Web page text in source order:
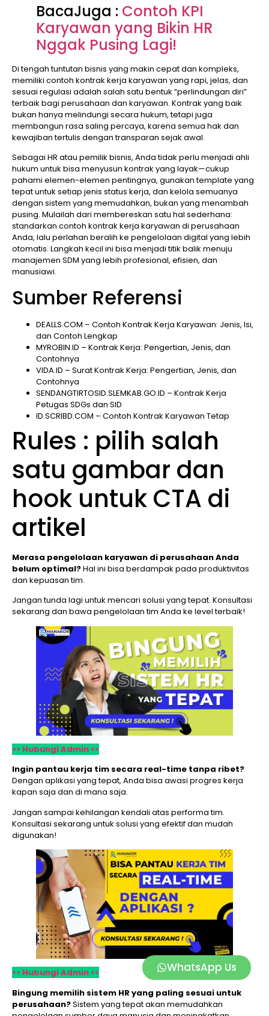
BacaJuga : Contoh KPI
Karyawan yang Bikin HR
Nggak Pusing Lagi!
Di tengah tuntutan bisnis yang makin cepat dan kompleks,
memiliki contoh kontrak kerja karyawan yang rapi, jelas, dan
sesuai regulasi adalah salah satu bentuk “perlindungan diri”
terbaik bagi perusahaan dan karyawan. Kontrak yang baik
bukan hanya melindungi secara hukum, tetapi juga
membangun rasa saling percaya, karena semua hak dan
kewajiban tertulis dengan transparan sejak awal.
Sebagai HR atau pemilik bisnis, Anda tidak perlu menjadi ahli
hukum untuk bisa menyusun kontrak yang layak—cukup
pahami elemen-elemen pentingnya, gunakan template yang
tepat untuk setiap jenis status kerja, dan kelola semuanya
dengan sistem yang memudahkan, bukan yang menambah
pusing. Mulailah dari membereskan satu hal sederhana:
standarkan contoh kontrak kerja karyawan di perusahaan
Anda, lalu perlahan beralih ke pengelolaan digital yang lebih
otomatis. Langkah kecil ini bisa menjadi titik balik menuju
manajemen SDM yang lebih profesional, efisien, dan
manusiawi.
Sumber Referensi
DEALLS.COM – Contoh Kontrak Kerja Karyawan: Jenis, Isi,
dan Contoh Lengkap
MYROBIN.ID – Kontrak Kerja: Pengertian, Jenis, dan
Contohnya
VIDA.ID – Surat Kontrak Kerja: Pengertian, Jenis, dan
Contohnya
SENDANGTIRTOSID.SLEMKAB.GO.ID – Kontrak Kerja
Petugas SDGs dan SID
ID.SCRIBD.COM – Contoh Kontrak Karyawan Tetap
Rules : pilih salah
satu gambar dan
hook untuk CTA di
artikel
Merasa pengelolaan karyawan di perusahaan Anda
belum optimal?Hal ini bisa berdampak pada produktivitas
dan kepuasan tim.
Jangan tunda lagi untuk mencari solusi yang tepat. Konsultasi
sekarang dan bawa pengelolaan tim Anda ke level terbaik!
>> Hubungi Admin <<
Ingin pantau kerja tim secara real-time tanpa ribet?
Dengan aplikasi yang tepat, Anda bisa awasi progres kerja
kapan saja dan di mana saja.
Jangan sampai kehilangan kendali atas performa tim.
Konsultasi sekarang untuk solusi yang efektif dan mudah
digunakan!
>> Hubungi Admin <<
Bingung memilih sistem HR yang paling sesuai untuk
perusahaan?Sistem yang tepat akan memudahkan
WhatsApp Us